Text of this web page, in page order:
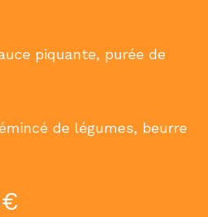
piquante, purée de
de légumes, beurre